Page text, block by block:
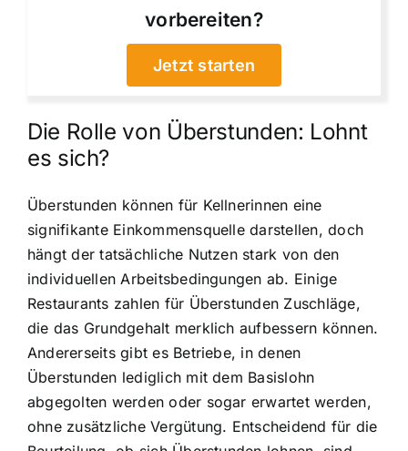
vorbereiten?
Jetzt starten
Die Rolle von Überstunden: Lohnt
es sich?
Überstunden können für Kellnerinnen eine
signifikante Einkommensquelle darstellen, doch
hängt der tatsächliche Nutzen stark von den
individuellen Arbeitsbedingungen ab. Einige
Restaurants zahlen für Überstunden Zuschläge,
die das Grundgehalt merklich aufbessern können.
Andererseits gibt es Betriebe, in denen
Überstunden lediglich mit dem Basislohn
abgegolten werden oder sogar erwartet werden,
ohne zusätzliche Vergütung. Entscheidend für die